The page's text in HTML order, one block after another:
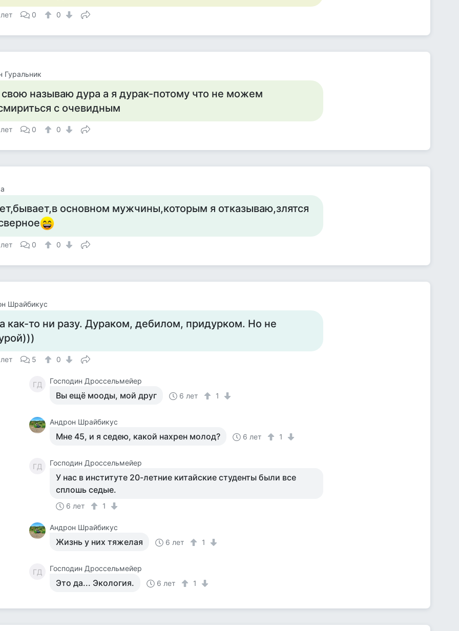
0 0
Гуральник
называю дура а я дурак-потому что не можем
с очевидным
0 0
основном мужчины,которым я отказываю,злятся
0 0
Шрайбикус
как-то ни разу. Дураком, дебилом, придурком. Но не
5 0
ГД Господин Дроссельмейер
Вы ещё мооды, мой друг 6 лет 1
Андрон Шрайбикус
Мне 45, и я седею, какой нахрен молод? 6 лет 1
ГД Господин Дроссельмейер
У нас в институте 20-летние китайские студенты были все
сплошь седые.
6 лет 1
Андрон Шрайбикус
Жизнь у них тяжелая 6 лет 1
ГД Господин Дроссельмейер
Это да... Экология. 6 лет 1